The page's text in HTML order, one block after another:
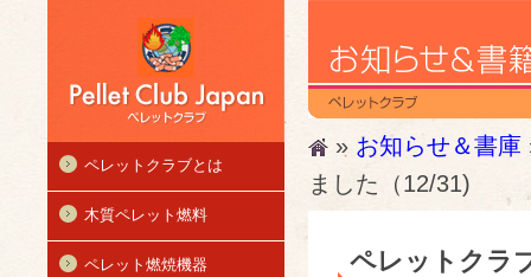
» お知らせ＆書庫
ました（12/31)
ペレットクラ
ペレットクラブとは
木質ペレット燃料
ペレット燃焼機器